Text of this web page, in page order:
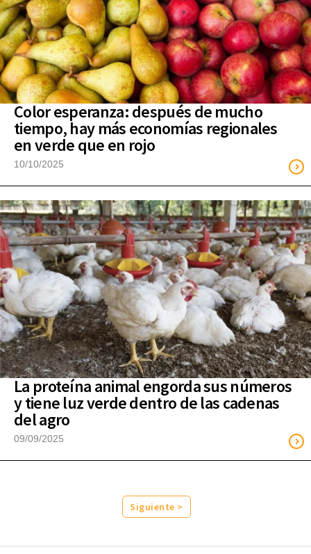
Color esperanza: después de mucho
tiempo, hay más economías regionales
en verde que en rojo
10/10/2025
La proteína animal engorda sus números
y tiene luz verde dentro de las cadenas
del agro
09/09/2025
Siguiente >